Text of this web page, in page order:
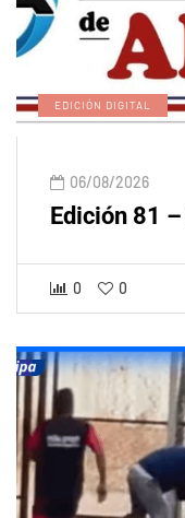
EDICIÓN DIGITAL
06/08/2026
Edición 81
0 0